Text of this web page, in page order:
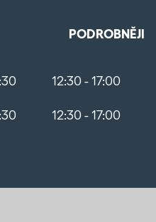
PODROBNĚJI
12:30 - 17:00
12:30 - 17:00